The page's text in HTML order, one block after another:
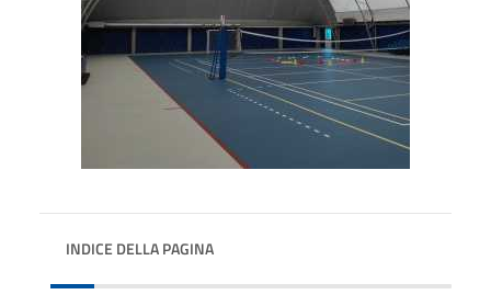
INDICE DELLA PAGINA